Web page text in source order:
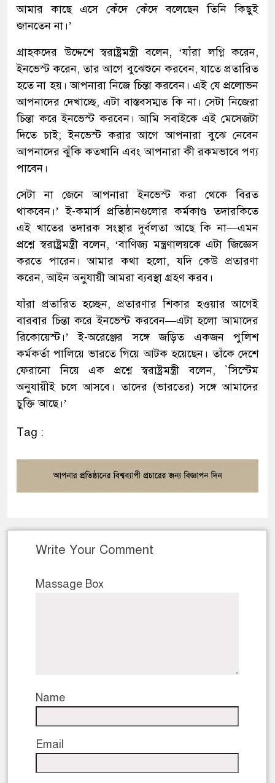
আমার কাছে এসে কেঁদে কেঁদে বলেছেন তিনি কিছুই
জানতেন না।’
গ্রাহকদের উদ্দেশে স্বরাষ্ট্রমন্ত্রী বলেন, ‘যাঁরা লগ্নি করেন,
ইনভেস্ট করেন, তার আগে বুঝেশুনে করবেন, যাতে প্রতারিত
হতে না হয়। আপনারা নিজে চিন্তা করবেন। এই যে প্রলোভন
আপনাদের দেখাচ্ছে, এটা বাস্তবসম্মত কি না। সেটা নিজেরা
চিন্তা করে ইনভেস্ট করবেন। আমি সবাইকে এই মেসেজটা
দিতে চাই; ইনভেস্ট করার আগে আপনারা বুঝে নেবেন
আপনাদের ঝুঁকি কতখানি এবং আপনারা কী রকমভাবে পণ্য
পাবেন।
সেটা না জেনে আপনারা ইনভেস্ট করা থেকে বিরত
থাকবেন।’ ই-কমার্স প্রতিষ্ঠানগুলোর কর্মকাণ্ড তদারকিতে
এই খাতের তদারক সংস্থার দুর্বলতা আছে কি না—এমন
প্রশ্নে স্বরাষ্ট্রমন্ত্রী বলেন, ‘বাণিজ্য মন্ত্রণালয়কে এটা জিজ্ঞেস
করতে পারেন। আমার কথা হলো, যদি কেউ প্রতারণা
করেন, আইন অনুযায়ী আমরা ব্যবস্থা গ্রহণ করব।
যাঁরা প্রতারিত হচ্ছেন, প্রতারণার শিকার হওয়ার আগেই
বারবার চিন্তা করে ইনভেস্ট করবেন—এটা হলো আমাদের
রিকোয়েস্ট।’ ই-অরেঞ্জের সঙ্গে জড়িত একজন পুলিশ
কর্মকর্তা পালিয়ে ভারতে গিয়ে আটক হয়েছেন। তাঁকে দেশে
ফেরানো নিয়ে এক প্রশ্নে স্বরাষ্ট্রমন্ত্রী বলেন, `সিস্টেম
অনুযায়ীই চলে আসবে। তাদের (ভারতের) সঙ্গে আমাদের
চুক্তি আছে।’
Tag :
Write Your Comment
Massage Box
Name
Email